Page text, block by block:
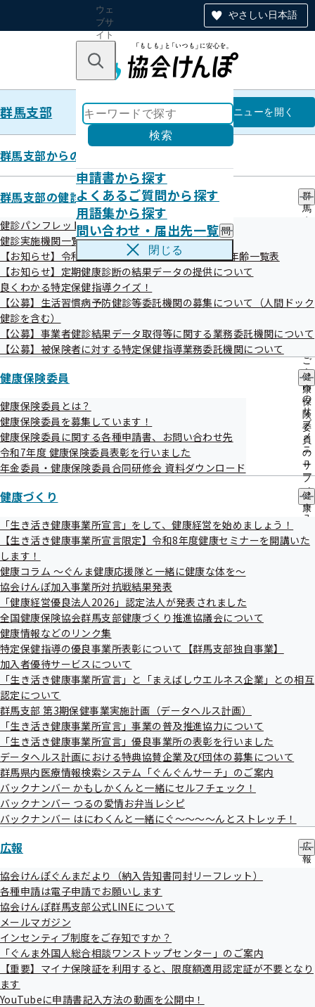
やさしい日本語
ウェ
ブサ
イト
のナ
ン
キーワードで探す
検索
申請書から探す
よくあるご質問から探す
用語集から探す
問い合わせ・届出先一覧 問
い
わ
届
先
一
覧
ュ
ー
閉じる
群馬支部 群馬支部
メニューを開く
群馬支部からのお知らせ
群馬支部の健診・保健指導のご案内
群
馬
保
健
導
ご
案
内
の
サ
ブ
メ
ニ
ュ
ー
健診パンフレット等
健診実施機関一覧等
【お知らせ】令和8年度生活習慣病予防健診対象者年齢一覧表
【お知らせ】定期健康診断の結果データの提供について
良くわかる特定保健指導クイズ！
【公募】生活習慣病予防健診等委託機関の募集について（人間ドック
健診を含む）
【公募】事業者健診結果データ取得等に関する業務委託機関について
【公募】被保険者に対する特定保健指導業務委託機関について
健康保険委員
健
康
保
険
委
員
の
サ
ブ
メ
ニ
ュ
健康保険委員とは？
健康保険委員を募集しています！
健康保険委員に関する各種申請書、お問い合わせ先
令和7年度 健康保険委員表彰を行いました
年金委員・健康保険委員合同研修会 資料ダウンロード
健康づくり
健
康
く
り
「生き活き健康事業所宣言」をして、健康経営を始めましょう！
【生き活き健康事業所宣言限定】令和8年度健康セミナーを開講いた
します！
健康コラム ～ぐんま健康応援隊と一緒に健康な体を～
協会けんぽ加入事業所対抗戦結果発表
「健康経営優良法人2026」認定法人が発表されました
全国健康保険協会群馬支部健康づくり推進協議会について
健康情報などのリンク集
特定保健指導の優良事業所表彰について【群馬支部独自事業】
加入者優待サービスについて
「生き活き健康事業所宣言」と「まえばしウエルネス企業」との相互
認定について
群馬支部 第3期保健事業実施計画（データヘルス計画）
「生き活き健康事業所宣言」事業の普及推進協力について
「生き活き健康事業所宣言」優良事業所の表彰を行いました
データヘルス計画における特典協賛企業及び団体の募集について
群馬県内医療情報検索システム「ぐんぐんサーチ」のご案内
バックナンバー かもしかくんと一緒にセルフチェック！
バックナンバー つるの愛情お弁当レシピ
バックナンバー はにわくんと一緒にぐ～～～～んとストレッチ！
広報
広
報
協会けんぽぐんまだより（納入告知書同封リーフレット）
各種申請は電子申請でお願いします
協会けんぽ群馬支部公式LINEについて
メールマガジン
インセンティブ制度をご存知ですか？
「ぐんま外国人総合相談ワンストップセンター」のご案内
【重要】マイナ保険証を利用すると、限度額適用認定証が不要となり
ます
YouTubeに申請書記入方法の動画を公開中！
健康保険委員に関する各種申請
書、お問い合わせ先
令和08年07月15日
健康保険委員に関する申請等
①健康保険委員に応募するとき
健康保険委員応募申込書兼同意書（郵送またはFAXで応募
される方）
メールアドレスの登録が必須となります。
②退職や異動などで健康保険委員を交代すると
き
健康保険委員交代・辞退届
③健康保険委員の氏名や事業所の所在地等に変
更があったとき
健康保険委員関係変更届
お問い合わせ先
〒371-8516
前橋市古市町1-50-22 JOMOスクエア4階
全国健康保険協会群馬支部 企画総務グループ